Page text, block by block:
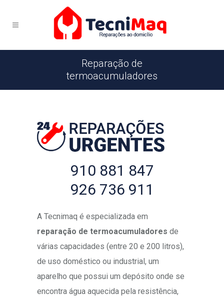
Reparação de
termoacumuladores
910 881 847
926 736 911
A Tecnimaq é especializada em
reparação de termoacumuladores de
várias capacidades (entre 20 e 200 litros),
de uso doméstico ou industrial, um
aparelho que possui um depósito onde se
encontra água aquecida pela resistência,